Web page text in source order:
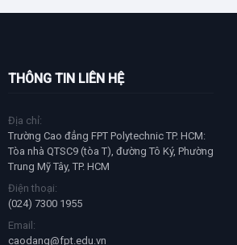
THÔNG TIN LIÊN HỆ
Địa chỉ:
Trường Cao đẳng FPT Polytechnic TP. HCM:
Tòa nhà QTSC9 (tòa T), đường Tô Ký, Phường
Trung Mỹ Tây, TP. HCM
Điện thoại:
(024) 7300 1955
Email:
caodang@fpt.edu.vn